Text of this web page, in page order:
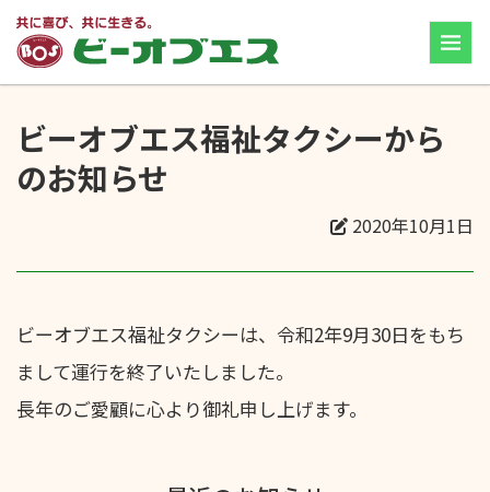
ビーオブエス福祉タクシーから
のお知らせ
2020年10月1日
ビーオブエス福祉タクシーは、令和2年9月30日をもち
まして運行を終了いたしました。
長年のご愛顧に心より御礼申し上げます。